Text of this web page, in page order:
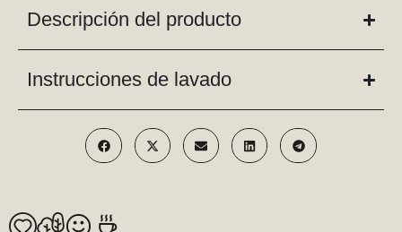
Descripción del producto
Instrucciones de lavado